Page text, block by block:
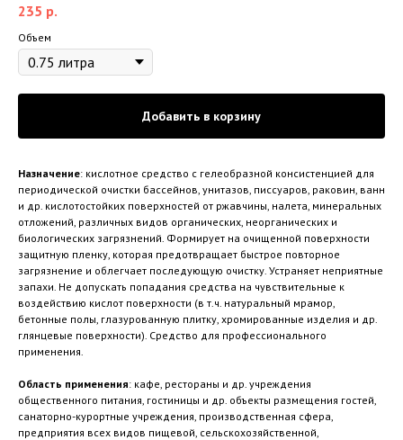
235 р.
Объем
Добавить в корзину
Назначение: кислотное средство с гелеобразной консистенцией для
периодической очистки бассейнов, унитазов, писсуаров, раковин, ванн
и др. кислотостойких поверхностей от ржавчины, налета, минеральных
отложений, различных видов органических, неорганических и
биологических загрязнений. Формирует на очищенной поверхности
защитную пленку, которая предотвращает быстрое повторное
загрязнение и облегчает последующую очистку. Устраняет неприятные
запахи. Не допускать попадания средства на чувствительные к
воздействию кислот поверхности (в т.ч. натуральный мрамор,
бетонные полы, глазурованную плитку, хромированные изделия и др.
глянцевые поверхности). Средство для профессионального
применения.
Область применения: кафе, рестораны и др. учреждения
общественного питания, гостиницы и др. объекты размещения гостей,
санаторно-курортные учреждения, производственная сфера,
предприятия всех видов пищевой, сельскохозяйственной,